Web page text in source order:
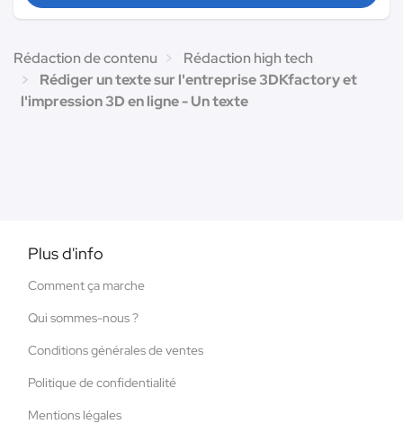
Rédaction de contenu
Rédaction high tech
Rédiger un texte sur l'entreprise 3DKfactory et
l'impression 3D en ligne - Un texte
Plus d'info
Comment ça marche
Qui sommes-nous ?
Conditions générales de ventes
Politique de confidentialité
Mentions légales